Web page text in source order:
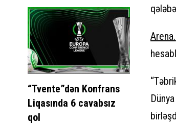
“Tvente”dən Konfrans
Liqasında 6 cavabsız
qol
Arena.